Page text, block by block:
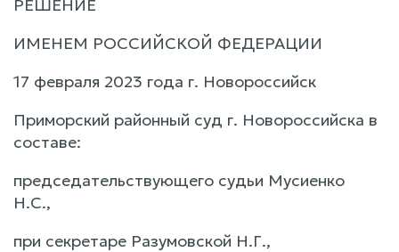
РЕШЕНИЕ
ИМЕНЕМ РОССИЙСКОЙ ФЕДЕРАЦИИ
17 февраля 2023 года г. Новороссийск
Приморский районный суд г. Новороссийска в
составе:
председательствующего судьи Мусиенко
Н.С.,
при секретаре Разумовской Н.Г.,